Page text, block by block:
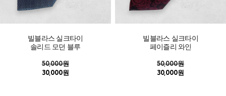
빌블라스 실크타이
솔리드 모던 블루
50,000원
30,000원
빌블라스 실크타이
페이즐리 와인
50,000원
30,000원